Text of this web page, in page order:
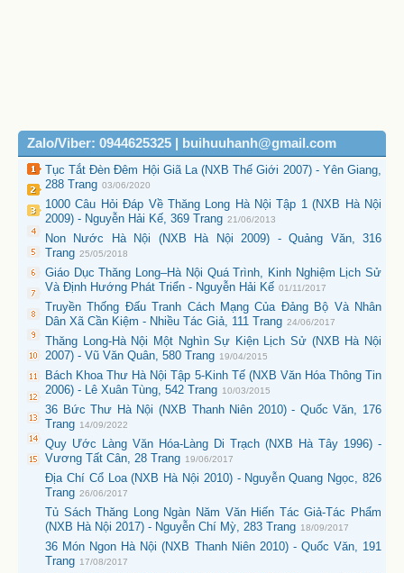
Zalo/Viber: 0944625325 | buihuuhanh@gmail.com
Tục Tắt Đèn Đêm Hội Giã La (NXB Thế Giới 2007) - Yên Giang,
288 Trang 03/06/2020
1000 Câu Hỏi Đáp Về Thăng Long Hà Nội Tập 1 (NXB Hà Nội
2009) - Nguyễn Hải Kế, 369 Trang 21/06/2013
Non Nước Hà Nội (NXB Hà Nội 2009) - Quảng Văn, 316
Trang 25/05/2018
Giáo Dục Thăng Long–Hà Nội Quá Trình, Kinh Nghiệm Lịch Sử
Và Định Hướng Phát Triển - Nguyễn Hải Kế 01/11/2017
Truyền Thống Đấu Tranh Cách Mạng Của Đảng Bộ Và Nhân
Dân Xã Cần Kiệm - Nhiều Tác Giả, 111 Trang 24/06/2017
Thăng Long-Hà Nội Một Nghìn Sự Kiện Lịch Sử (NXB Hà Nội
2007) - Vũ Văn Quân, 580 Trang 19/04/2015
Bách Khoa Thư Hà Nội Tập 5-Kinh Tế (NXB Văn Hóa Thông Tin
2006) - Lê Xuân Tùng, 542 Trang 10/03/2015
36 Bức Thư Hà Nội (NXB Thanh Niên 2010) - Quốc Văn, 176
Trang 14/09/2022
Quy Ước Làng Văn Hóa-Làng Di Trạch (NXB Hà Tây 1996) -
Vương Tất Cân, 28 Trang 19/06/2017
Địa Chí Cổ Loa (NXB Hà Nội 2010) - Nguyễn Quang Ngọc, 826
Trang 26/06/2017
Tủ Sách Thăng Long Ngàn Năm Văn Hiến Tác Giả-Tác Phẩm
(NXB Hà Nội 2017) - Nguyễn Chí Mỳ, 283 Trang 18/09/2017
36 Món Ngon Hà Nội (NXB Thanh Niên 2010) - Quốc Văn, 191
Trang 17/08/2017